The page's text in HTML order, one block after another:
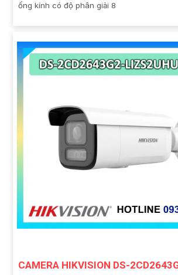
ống kính có độ phân giải 8
CAMERA HIKVISION DS-